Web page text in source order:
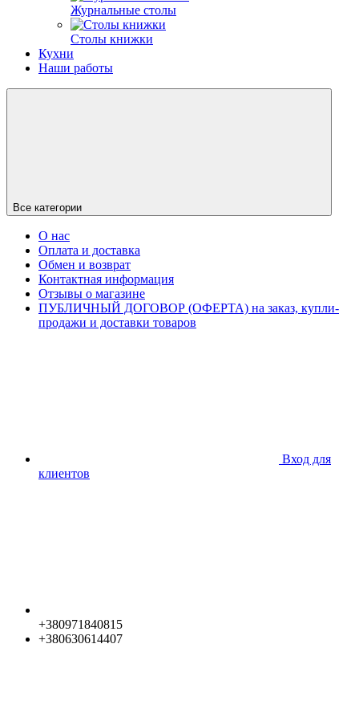
Журнальные столы
Столы книжки
Кухни
Наши работы
Все категории
О нас
Оплата и доставка
Обмен и возврат
Контактная информация
Отзывы о магазине
ПУБЛИЧНЫЙ ДОГОВОР (ОФЕРТА) на заказ, купли-
продажи и доставки товаров
Вход для
клиентов
+380971840815
+380630614407